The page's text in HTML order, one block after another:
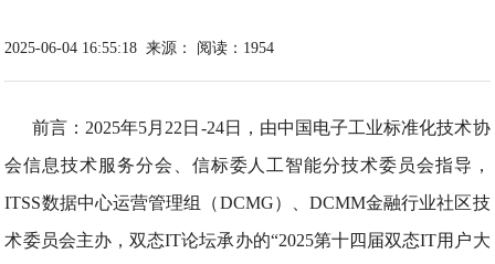
2025-06-04 16:55:18 来源： 阅读：1954
前言：2025年5月22日-24日，由中国电子工业标准化技术协
会信息技术服务分会、信标委人工智能分技术委员会指导，
ITSS数据中心运营管理组（DCMG）、DCMM金融行业社区技
术委员会主办，双态IT论坛承办的“2025第十四届双态IT用户大